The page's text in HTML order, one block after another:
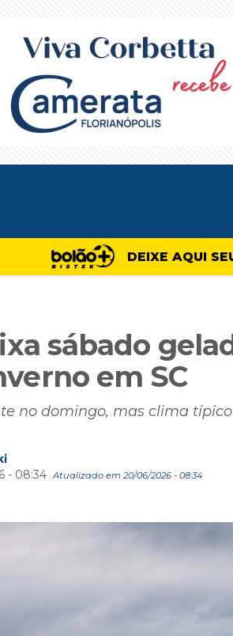
DEIXE AQUI
sábado
em SC
no domingo, mas clima
- 08:34 Atualizado em 20/06/2026 - 08:34